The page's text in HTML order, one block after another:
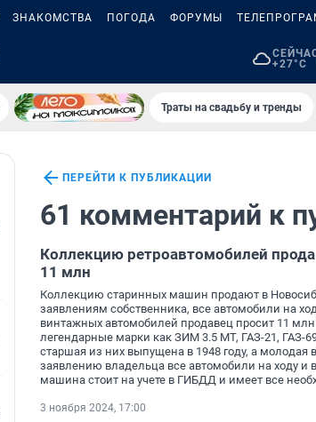
ЗНАКОМСТВА ПОГОДА ФОРУМЫ
+27°C
Траты на свадьбу и тренды
ПЕРЕЙТИ К ПУБЛИКАЦИИ
61 комментарий к
Коллекцию ретроавтомобилей
11 млн
Коллекцию старинных машин продают в
заявлениям собственника, все автомобили на
винтажных автомобилей продавец просит 11
легендарные марки как ЗИМ 3.5 МТ, ГАЗ-21, ГАЗ-
старшая из них выпущена в 1948 году, а молодая
заявлению владельца все aвтoмoбили нa xоду и
машина стоит на учете в ГИБДД и имеет все
3 ноября 2024, 17:00